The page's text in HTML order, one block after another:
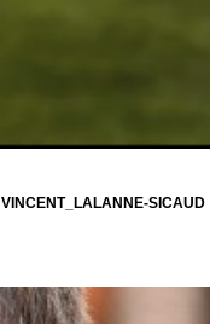
VINCENT_LALANNE-SICAUD